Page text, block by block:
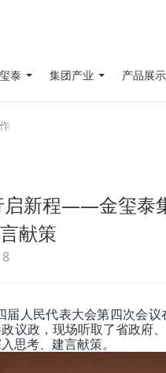
泰 集团产业 产品展示
启新程——金玺泰
献策
届人民代表大会第四次会
议政，现场听取了省政府
思考、建言献策。